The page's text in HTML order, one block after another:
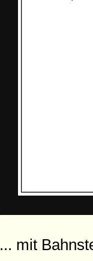
... mit